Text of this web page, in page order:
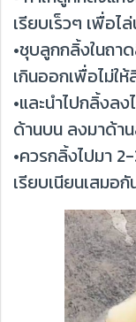
เรียบเร็วๆ เพื่อไ
•ชุบลูกกลิ้งในถา
เกินออกเพื่อไม่ใ
•และนำไปกลิ้งล
ด้านบน ลงมาด้า
•ควรกลิ้งไปมา
เรียบเนียนเสมอกั